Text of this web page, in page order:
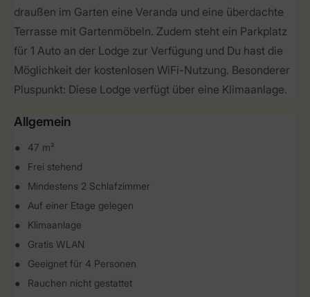
draußen im Garten eine Veranda und eine überdachte
Terrasse mit Gartenmöbeln. Zudem steht ein Parkplatz
für 1 Auto an der Lodge zur Verfügung und Du hast die
Möglichkeit der kostenlosen WiFi-Nutzung. Besonderer
Pluspunkt: Diese Lodge verfügt über eine Klimaanlage.
Allgemein
47 m²
Frei stehend
Mindestens 2 Schlafzimmer
Auf einer Etage gelegen
Klimaanlage
Gratis WLAN
Geeignet für 4 Personen
Rauchen nicht gestattet